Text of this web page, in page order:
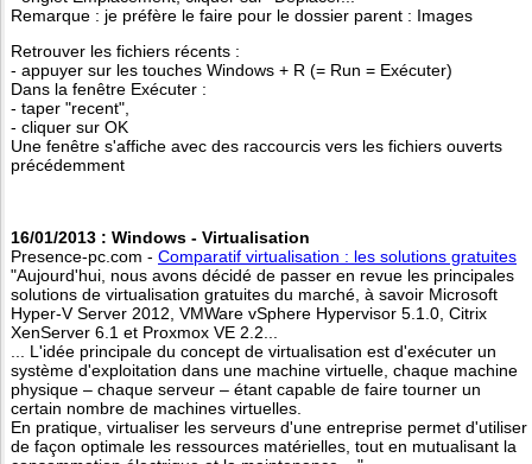
Remarque : je préfère le faire pour le dossier parent : Images
Retrouver les fichiers récents :
- appuyer sur les touches Windows + R (= Run = Exécuter)
Dans la fenêtre Exécuter :
- taper "recent",
- cliquer sur OK
Une fenêtre s'affiche avec des raccourcis vers les fichiers ouverts
précédemment
16/01/2013 : Windows - Virtualisation
Presence-pc.com - Comparatif virtualisation : les solutions gratuites
"Aujourd'hui, nous avons décidé de passer en revue les principales
solutions de virtualisation gratuites du marché, à savoir Microsoft
Hyper-V Server 2012, VMWare vSphere Hypervisor 5.1.0, Citrix
XenServer 6.1 et Proxmox VE 2.2...
... L'idée principale du concept de virtualisation est d'exécuter un
système d'exploitation dans une machine virtuelle, chaque machine
physique – chaque serveur – étant capable de faire tourner un
certain nombre de machines virtuelles.
En pratique, virtualiser les serveurs d'une entreprise permet d'utiliser
de façon optimale les ressources matérielles, tout en mutualisant la